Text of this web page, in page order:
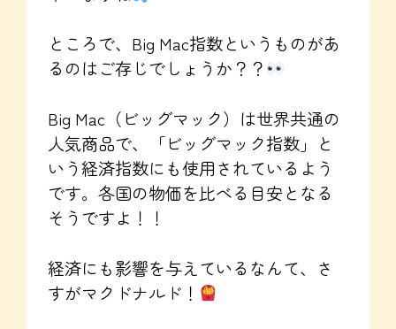
ところで、Big Mac指数というものがあ
るのはご存じでしょうか？？
Big Mac（ビッグマック）は世界共通の
人気商品で、「ビッグマック指数」と
いう経済指数にも使用されているよう
です。各国の物価を比べる目安となる
そうですよ！！
経済にも影響を与えているなんて、さ
すがマクドナルド！